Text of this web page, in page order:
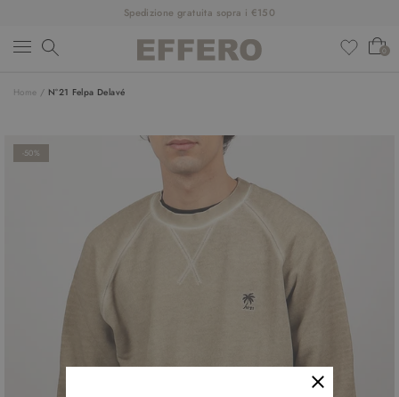
Spedizione gratuita sopra i €150
0
NUOVI ARRIVI
ABBIGLIAMENTO
DESIGNER
Home / N°21 Felpa Delavé
-50%